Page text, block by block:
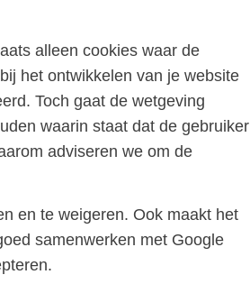
alleen cookies waar de
het ontwikkelen van je website
Toch gaat de wetgeving
waarin staat dat de gebruiker
adviseren we om de
en te weigeren. Ook maakt het
samenwerken met Google